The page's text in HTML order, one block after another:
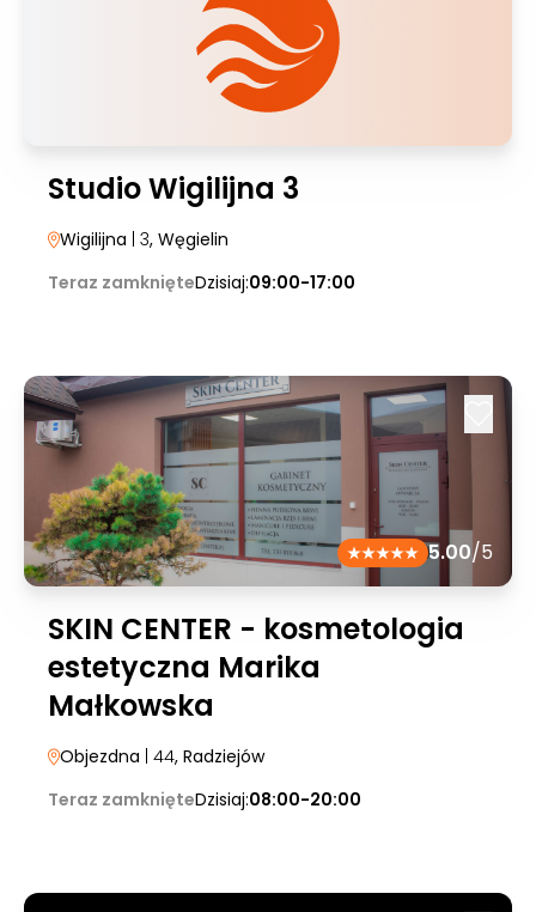
Studio Wigilijna 3
Wigilijna | 3, Węgielin
Teraz zamknięteDzisiaj:09:00-17:00
5.00/5
SKIN CENTER - kosmetologia
estetyczna Marika
Małkowska
Objezdna | 44, Radziejów
Teraz zamknięteDzisiaj:08:00-20:00